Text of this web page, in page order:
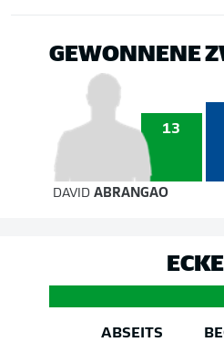
GEWONNENE
13
DAVID ABRANGAO
ABSEITS